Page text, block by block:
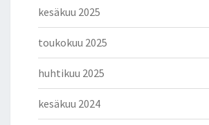
kesäkuu 2025
toukokuu 2025
huhtikuu 2025
kesäkuu 2024